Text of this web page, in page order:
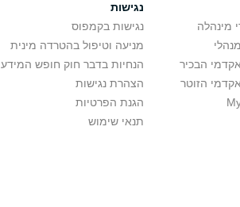
מינהלה
הבכיר
הזוטר
נגישות
נגישות בקמפוס
מניעה וטיפול בהטרדה מינית
הנחיות בדבר חוק חופש המידע
הצהרת נגישות
הגנת הפרטיות
תנאי שימוש